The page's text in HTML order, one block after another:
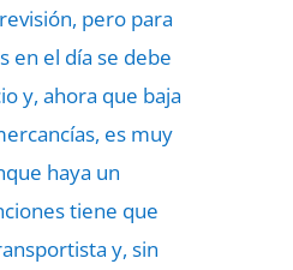
pero para
en el día se debe
y, ahora que baja
es muy
haya un
tiene que
y, sin